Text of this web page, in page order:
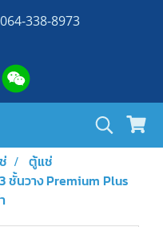
338-8973
ตู้แช่
ชั้นวาง Premium Plus